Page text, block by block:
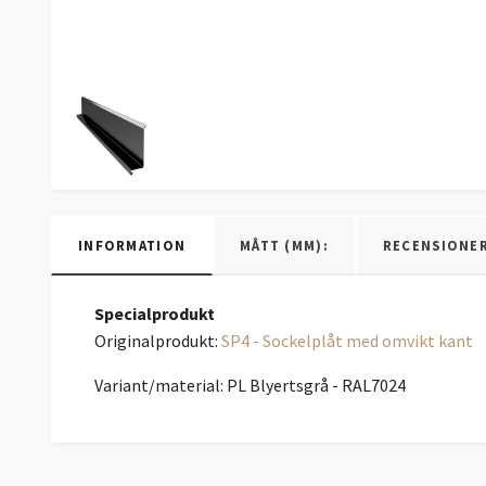
INFORMATION MÅTT (MM):
Specialprodukt
Originalprodukt: SP4 - Sockelplåt med omvikt kant
Variant/material: PL Blyertsgrå - RAL7024